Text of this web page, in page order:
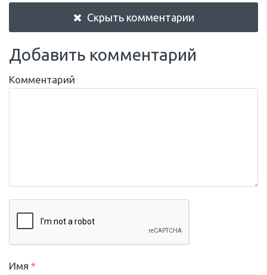
Скрыть комментарии
Добавить комментарий
Комментарий
Имя *